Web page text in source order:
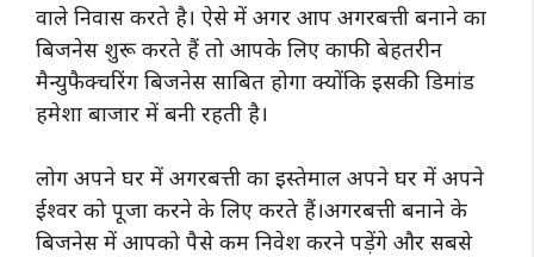
वाले निवास करते है। ऐसे में अगर आप अगरबत्ती बनाने का
बिजनेस शुरू करते हैं तो आपके लिए काफी बेहतरीन
मैन्युफैक्चरिंग बिजनेस साबित होगा क्योंकि इसकी डिमांड
हमेशा बाजार में बनी रहती है।
लोग अपने घर में अगरबत्ती का इस्तेमाल अपने घर में अपने
ईश्वर को पूजा करने के लिए करते हैं।अगरबत्ती बनाने के
बिजनेस में आपको पैसे कम निवेश करने पड़ेंगे और सबसे